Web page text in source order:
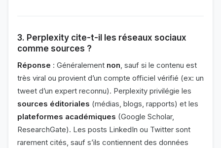
3. Perplexity cite-t-il les réseaux sociaux
comme sources ?
Réponse : Généralement non, sauf si le contenu est
très viral ou provient d’un compte officiel vérifié (ex: un
tweet d’un expert reconnu). Perplexity privilégie les
sources éditoriales (médias, blogs, rapports) et les
plateformes académiques (Google Scholar,
ResearchGate). Les posts LinkedIn ou Twitter sont
rarement cités, sauf s’ils contiennent des données